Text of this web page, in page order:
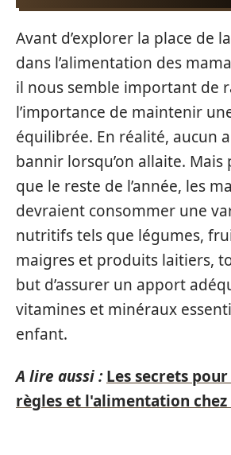
Avant d’explorer la place de
dans l’alimentation des
il nous semble important de
l’importance de maintenir
équilibrée. En réalité, aucun
bannir lorsqu’on allaite. Mais
que le reste de l’année, les
devraient consommer une
nutritifs tels que légumes,
maigres et produits laitiers,
but d’assurer un apport
vitamines et minéraux
enfant.
A lire aussi : Les secrets
règles et l'alimentation chez